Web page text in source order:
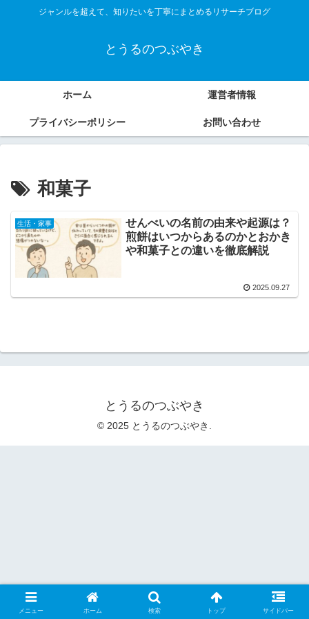
ジャンルを超えて、知りたいを丁寧にまとめるリサーチブログ
とうるのつぶやき
ホーム 運営者情報
プライバシーポリシー お問い合わせ
和菓子
生活・家事
せんべいの名前の由来や起源は？
煎餅はいつからあるのかとおかき
や和菓子との違いを徹底解説
2025.09.27
とうるのつぶやき
© 2025 とうるのつぶやき.
メニュー ホーム 検索 トップ サイドバー